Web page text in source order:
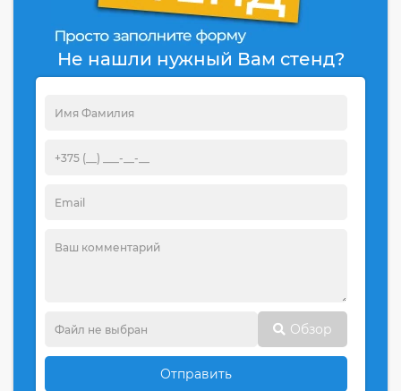
Не нашли нужный Вам стенд?
Обзор
Отправить